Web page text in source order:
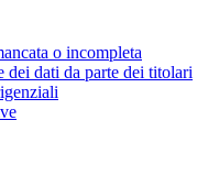
o incompleta
dei dati da parte dei titolari